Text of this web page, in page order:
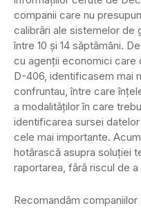
companii care nu
calibrări ale sistemelor de
între 10 și 14 săptămâni.
cu agenții economici care
D-406, identificasem mai
confruntau, între care
a modalităților în care
identificarea sursei
cele mai importante.
hotărască asupra soluției
raportarea, fără riscul de
Recomandăm